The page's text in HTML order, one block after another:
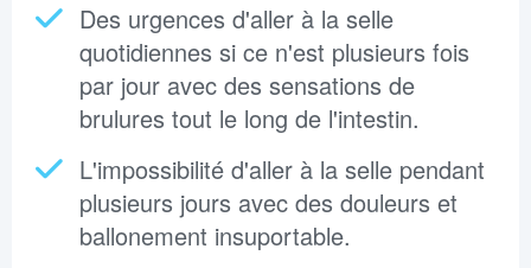
Des urgences d'aller à la selle
quotidiennes si ce n'est plusieurs fois
par jour avec des sensations de
brulures tout le long de l'intestin.
L'impossibilité d'aller à la selle pendant
plusieurs jours avec des douleurs et
ballonement insuportable.